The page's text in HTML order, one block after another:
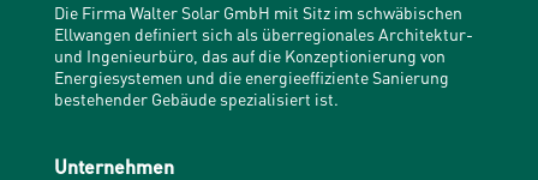
Die Firma Walter Solar GmbH mit Sitz im schwäbischen
Ellwangen definiert sich als überregionales Architektur-
und Ingenieurbüro, das auf die Konzeptionierung von
Energiesystemen und die energieeffiziente Sanierung
bestehender Gebäude spezialisiert ist.
Unternehmen